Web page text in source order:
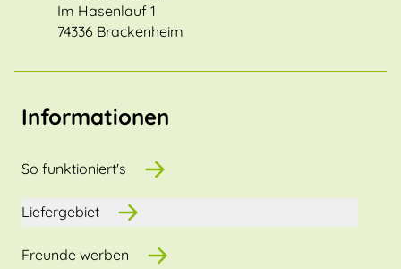
Im Hasenlauf 1
74336 Brackenheim
Informationen
So funktioniert's
Liefergebiet
Freunde werben